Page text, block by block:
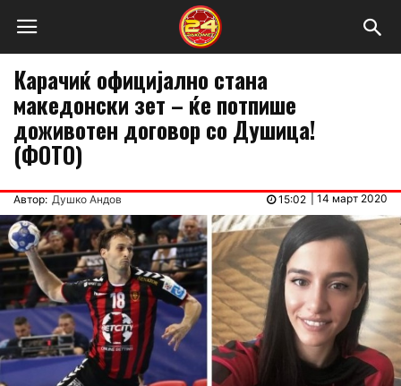
Карачиќ официјално стана
македонски зет – ќе потпише
доживотен договор со Душица!
(ФОТО)
Автор: Душко Андов 14 март 2020
15:02